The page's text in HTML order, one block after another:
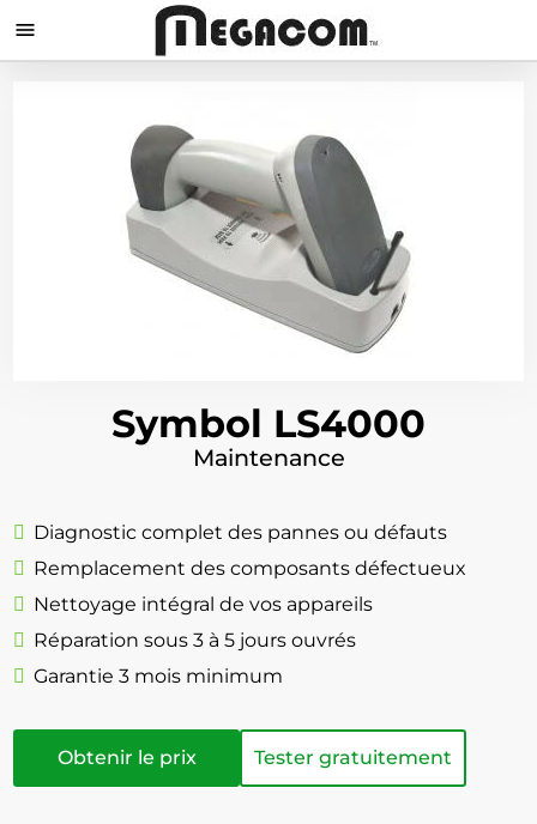

Symbol LS4000
Maintenance
Diagnostic complet des pannes ou défauts
Remplacement des composants défectueux
Nettoyage intégral de vos appareils
Réparation sous 3 à 5 jours ouvrés
Garantie 3 mois minimum
Obtenir le prix Tester gratuitement